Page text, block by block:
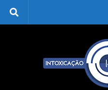
Skip to content